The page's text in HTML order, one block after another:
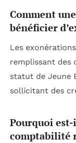
Comment
bénéficier
Les
remplissant des
statut de Jeune
sollicitant des
Pourquoi
comptabilité